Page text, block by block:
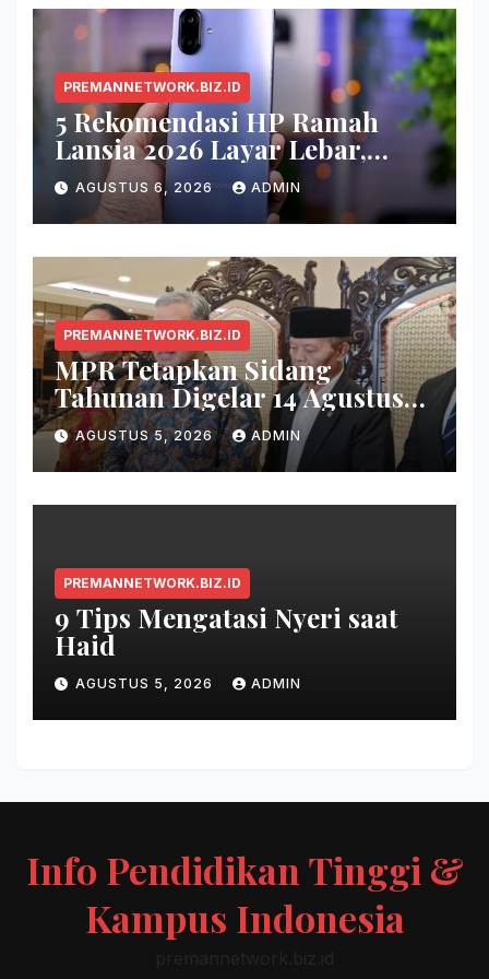
PREMANNETWORK.BIZ.ID
5 Rekomendasi HP Ramah
Lansia 2026 Layar Lebar,
Menu Simpel, dan Baterai
Awet
AGUSTUS 6, 2026 ADMIN
PREMANNETWORK.BIZ.ID
MPR Tetapkan Sidang
Tahunan Digelar 14 Agustus
2026
AGUSTUS 5, 2026 ADMIN
PREMANNETWORK.BIZ.ID
9 Tips Mengatasi Nyeri saat
Haid
AGUSTUS 5, 2026 ADMIN
Info Pendidikan Tinggi &
Kampus Indonesia
premannetwork.biz.id